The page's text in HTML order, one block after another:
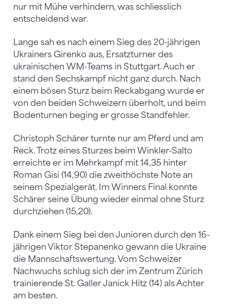
nur mit Mühe verhindern, was schliesslich
entscheidend war.
Lange sah es nach einem Sieg des 20-jährigen
Ukrainers Girenko aus, Ersatzturner des
ukrainischen WM-Teams in Stuttgart. Auch er
stand den Sechskampf nicht ganz durch. Nach
einem bösen Sturz beim Reckabgang wurde er
von den beiden Schweizern überholt, und beim
Bodenturnen beging er grosse Standfehler.
Christoph Schärer turnte nur am Pferd und am
Reck. Trotz eines Sturzes beim Winkler-Salto
erreichte er im Mehrkampf mit 14,35 hinter
Roman Gisi (14,90) die zweithöchste Note an
seinem Spezialgerät. Im Winners Final konnte
Schärer seine Übung wieder einmal ohne Sturz
durchziehen (15,20).
Dank einem Sieg bei den Junioren durch den 16-
jährigen Viktor Stepanenko gewann die Ukraine
die Mannschaftswertung. Vom Schweizer
Nachwuchs schlug sich der im Zentrum Zürich
trainierende St. Galler Janick Hitz (14) als Achter
am besten.